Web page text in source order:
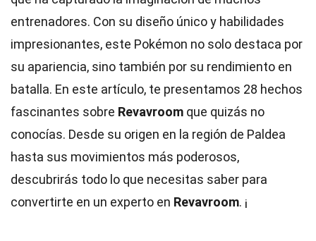
entrenadores. Con su diseño único y habilidades
impresionantes, este Pokémon no solo destaca por
su apariencia, sino también por su rendimiento en
batalla. En este artículo, te presentamos 28 hechos
fascinantes sobre Revavroom que quizás no
conocías. Desde su origen en la región de Paldea
hasta sus movimientos más poderosos,
descubrirás todo lo que necesitas saber para
convertirte en un experto en Revavroom. ¡